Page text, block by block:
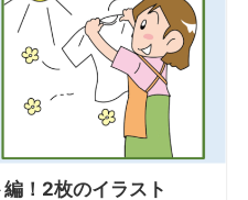
編！2枚のイラスト